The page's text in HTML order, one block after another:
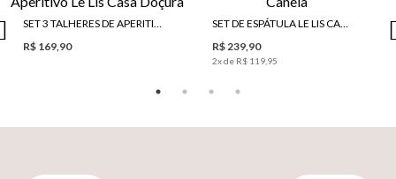
SET 3 TALHERES DE APERITIVO LE LIS CASA DOÇURA
R$ 169,90
SET DE ESPÁTULA LE LIS CASA CANELA
R$ 239,90
2x de R$ 119,95